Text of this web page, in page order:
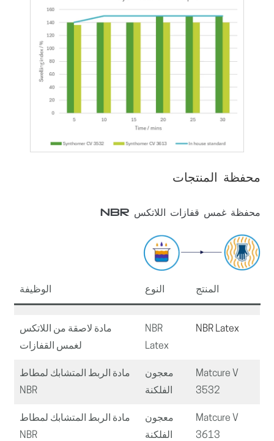
محفظة المنتجات
محفظة غمس قفازات اللاتكس NBR
المنتج النوع الوظيفة
NBR Latex
NBR
Latex
مادة لاصقة من اللاتكس
لغمس القفازات
Matcure V
3532
معجون
الفلكنة
مادة الربط المتشابك لمطاط
NBR
Matcure V
3613
معجون
الفلكنة
مادة الربط المتشابك لمطاط
NBR